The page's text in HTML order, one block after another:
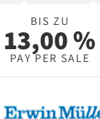
BIS ZU
13,00 %
PAY PER SALE